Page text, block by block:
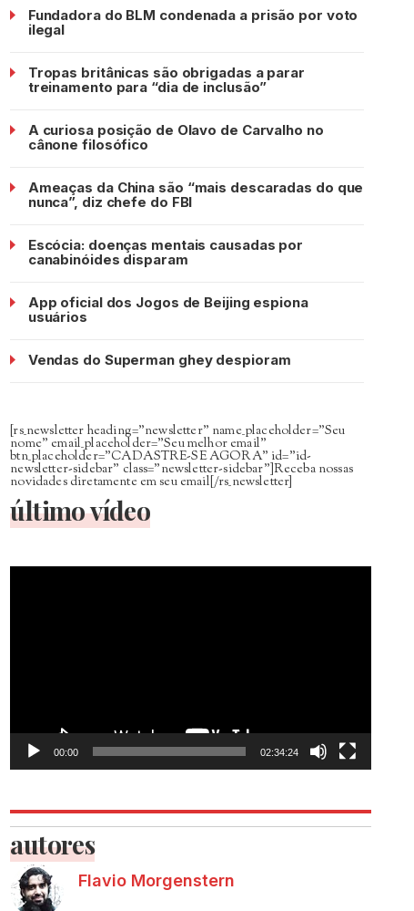
Fundadora do BLM condenada a prisão por voto
ilegal
Tropas britânicas são obrigadas a parar
treinamento para “dia de inclusão”
A curiosa posição de Olavo de Carvalho no
cânone filosófico
Ameaças da China são “mais descaradas do que
nunca”, diz chefe do FBI
Escócia: doenças mentais causadas por
canabinóides disparam
App oficial dos Jogos de Beijing espiona
usuários
Vendas do Superman ghey despioram
[rs_newsletter heading=”newsletter” name_placeholder=”Seu
nome” email_placeholder=”Seu melhor email”
btn_placeholder=”CADASTRE-SE AGORA” id=”id-
newsletter-sidebar” class=”newsletter-sidebar”]Receba nossas
novidades diretamente em seu email[/rs_newsletter]
último vídeo
Tocador
00:00 02:34:24
autores
Flavio Morgenstern